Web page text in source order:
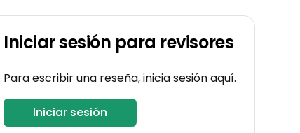
Iniciar sesión para revisores
Para escribir una reseña, inicia sesión aquí.
Iniciar sesión